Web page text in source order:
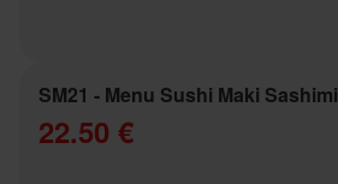
SM21 - Menu Sushi Maki Sashimi
22.50 €